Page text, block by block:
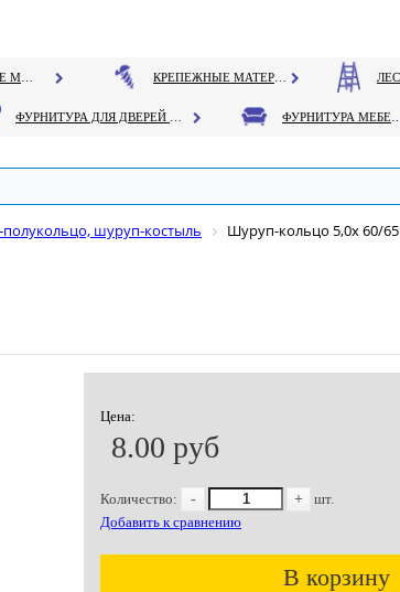
шуруп-костыль Шуруп-кольцо 5,0х 60/65
Цена:
8.00 руб
Количество: - +
шт.
Добавить к сравнению
В корзину